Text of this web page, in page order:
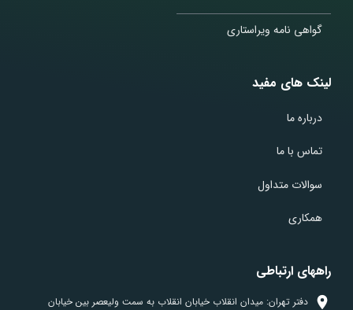
گواهی نامه ویراستاری
لینک های مفید
درباره ما
تماس با ما
سوالات متداول
همکاری
راههای ارتباطی
دفتر تهران: میدان انقلاب خیابان انقلاب به سمت ولیعصر بین خیابان